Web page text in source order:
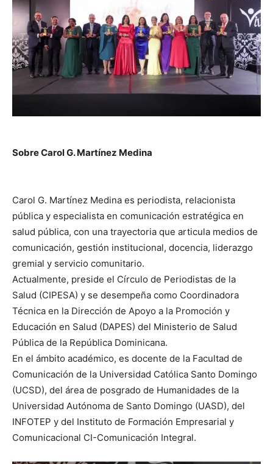
Sobre Carol G. Martínez Medina
Carol G. Martínez Medina es periodista, relacionista
pública y especialista en comunicación estratégica en
salud pública, con una trayectoria que articula medios de
comunicación, gestión institucional, docencia, liderazgo
gremial y servicio comunitario.
Actualmente, preside el Círculo de Periodistas de la
Salud (CIPESA) y se desempeña como Coordinadora
Técnica en la Dirección de Apoyo a la Promoción y
Educación en Salud (DAPES) del Ministerio de Salud
Pública de la República Dominicana.
En el ámbito académico, es docente de la Facultad de
Comunicación de la Universidad Católica Santo Domingo
(UCSD), del área de posgrado de Humanidades de la
Universidad Autónoma de Santo Domingo (UASD), del
INFOTEP y del Instituto de Formación Empresarial y
Comunicacional CI-Comunicación Integral.